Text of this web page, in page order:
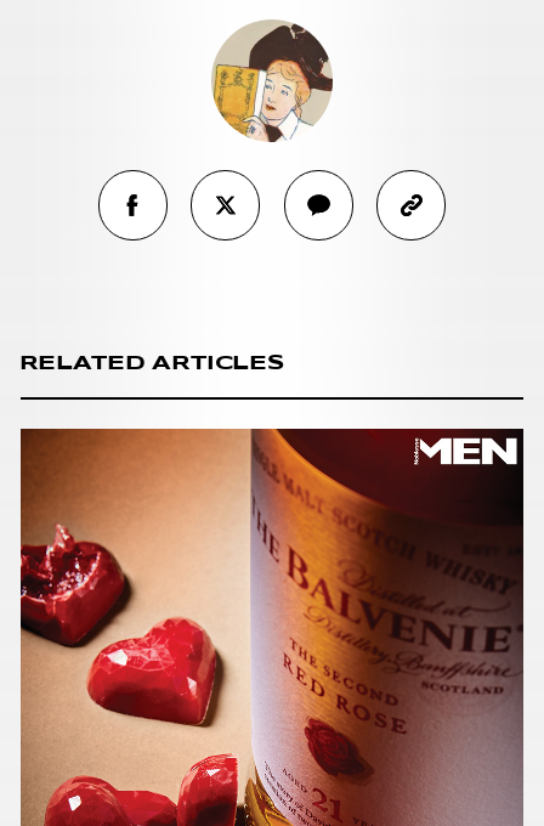
RELATED ARTICLES